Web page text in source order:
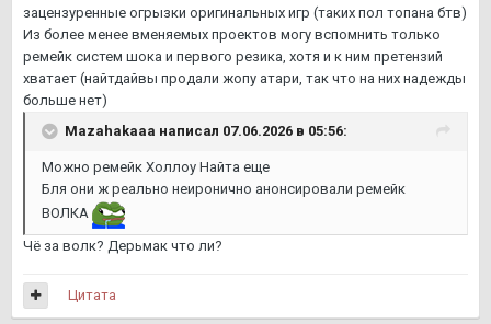
зацензуренные огрызки оригинальных игр (таких пол топана бтв)
Из более менее вменяемых проектов могу вспомнить только
ремейк систем шока и первого резика, хотя и к ним претензий
хватает (найтдайвы продали жопу атари, так что на них надежды
больше нет)
Mazahakaaa написал 07.06.2026 в 05:56:
Можно ремейк Холлоу Найта еще
Бля они ж реально неиронично анонсировали ремейк
ВОЛКА
Чё за волк? Дерьмак что ли?
Цитата